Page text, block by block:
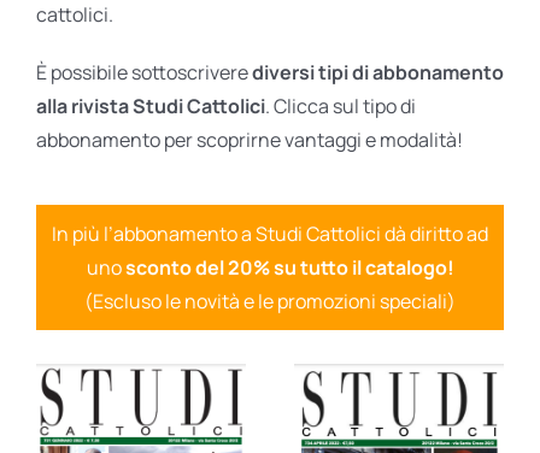
cattolici.
È possibile sottoscriverediversi tipi di abbonamento
alla rivista Studi Cattolici. Clicca sul tipo di
abbonamento per scoprirne vantaggi e modalità!
In più l’abbonamento a Studi Cattolici dà diritto ad
unosconto del 20% su tutto il catalogo!
(Escluso le novità e le promozioni speciali)